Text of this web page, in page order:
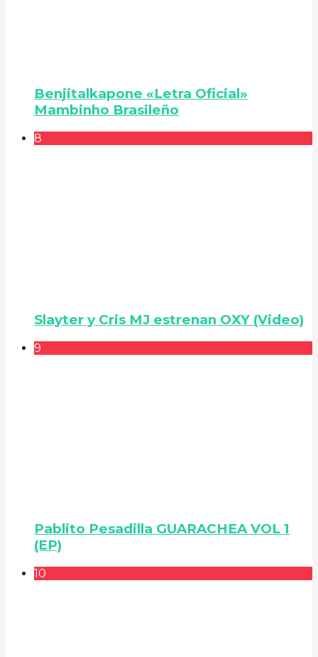
Benjitalkapone «Letra Oficial»
Mambinho Brasileño
8
Slayter y Cris MJ estrenan OXY (Video)
9
Pablito Pesadilla GUARACHEA VOL 1
(EP)
10